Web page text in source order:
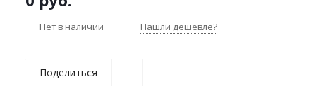
Нет в наличии Нашли дешевле?
Поделиться